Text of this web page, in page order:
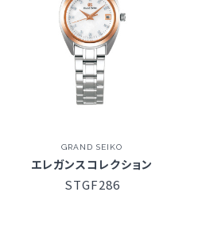
GRAND SEIKO
エレガンスコレクション
STGF286